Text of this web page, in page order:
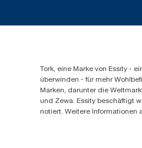
Tork, eine Marke von Essity -
überwinden - für mehr
Marken, darunter die
und Zewa. Essity beschäftigt
notiert. Weitere Informationen